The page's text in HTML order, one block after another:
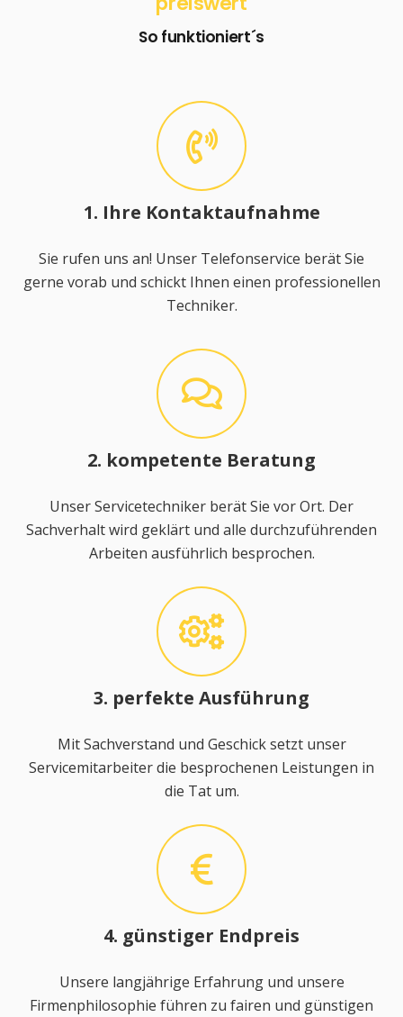
So funktioniert´s
1. Ihre Kontaktaufnahme
Sie rufen uns an! Unser Telefonservice berät Sie
gerne vorab und schickt Ihnen einen professionellen
Techniker.
2. kompetente Beratung
Unser Servicetechniker berät Sie vor Ort. Der
Sachverhalt wird geklärt und alle durchzuführenden
Arbeiten ausführlich besprochen.
3. perfekte Ausführung
Mit Sachverstand und Geschick setzt unser
Servicemitarbeiter die besprochenen Leistungen in
die Tat um.
4. günstiger Endpreis
Unsere langjährige Erfahrung und unsere
Firmenphilosophie führen zu fairen und günstigen